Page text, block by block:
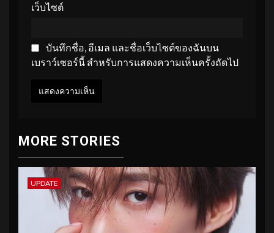
เว็บไซต์
บันทึกชื่อ, อีเมล และชื่อเว็บไซต์ของฉันบน
เบราว์เซอร์นี้ สำหรับการแสดงความเห็นครั้งถัดไป
MORE STORIES
UPDATE